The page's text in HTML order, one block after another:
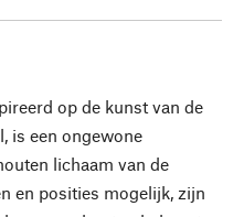
op de kunst van de
is een ongewone
lichaam van de
en posities mogelijk, zijn